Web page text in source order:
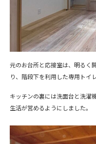
元のお台所と応接室は、明るく
り、階段下を利用した専用トイレ
キッチンの裏には洗面台と洗濯
生活が営めるようにしました。